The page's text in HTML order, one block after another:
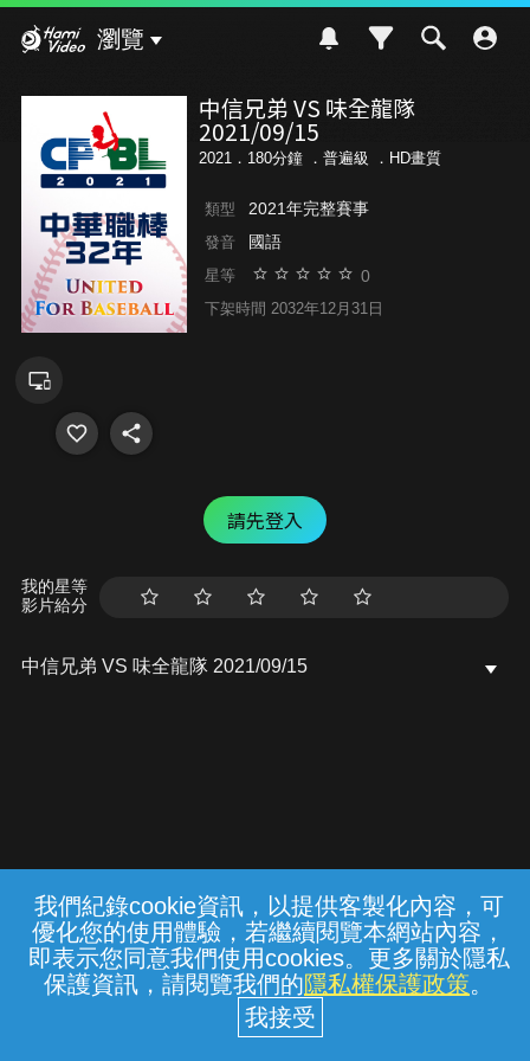
我們紀錄cookie資訊，以提供客製化內容，可
優化您的使用體驗，若繼續閱覽本網站內容，
即表示您同意我們使用cookies。更多關於隱私
保護資訊，請閱覽我們的隱私權保護政策。
瀏覽
中信兄弟 VS 味全龍隊
2021/09/15
2021．180分鐘 ． 普遍級 ．HD畫質
類型 2021年完整賽事
發音 國語
星等 0
下架時間 2032年12月31日
請先登入
我的星等
影片給分
中信兄弟 VS 味全龍隊 2021/09/15
常見問題 線上客服 服務條款 隱私權保護
中華電信股份有限公司個人家庭分公司
(統一編號：96979949) © 2026
{{notifyMsg}}